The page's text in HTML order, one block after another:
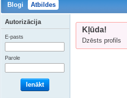
Blogi Atbildes
Kļūda!
Dzēsts profils
Autorizācija
E-pasts
Parole
Ienākt